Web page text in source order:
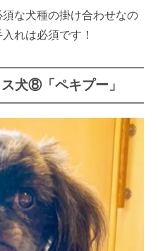
な犬種の掛け合わせなの
れは必須です！
犬⑧「ペキプー」